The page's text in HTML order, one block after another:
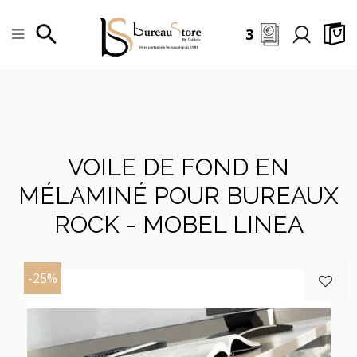
3
VOILE DE FOND EN
MÉLAMINÉ POUR BUREAUX
ROCK - MOBEL LINEA
-25%